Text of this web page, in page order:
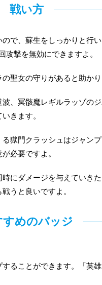
戦い方
で、蘇生をしっかりと行
撃を無効にできますよ。
聖女の守りがあると助かり
、冥骸魔レギルラッゾの
きます。
獄門クラッシュはジャン
必要ですよ。
にダメージを与えていき
うと良いですよ。
すめのバッジ
ることができます。「英雄